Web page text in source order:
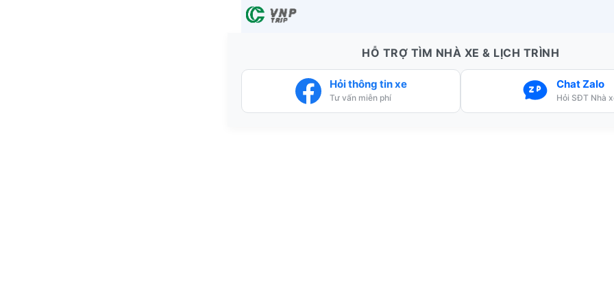
HỖ TRỢ TÌM NHÀ XE & LỊCH TRÌNH
Hỏi thông tin xe
Tư vấn miễn phí
Chat Zalo
Hỏi SĐT Nhà